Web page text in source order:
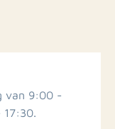
van 9:00 -